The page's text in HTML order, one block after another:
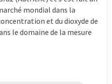
mondial dans la
et du dioxyde de
le domaine de la mesure